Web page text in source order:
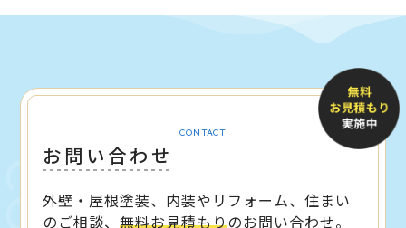
CONTACT
お問い合わせ
外壁・屋根塗装、内装やリフォーム、住まい
のご相談、無料お見積もりのお問い合わせ。